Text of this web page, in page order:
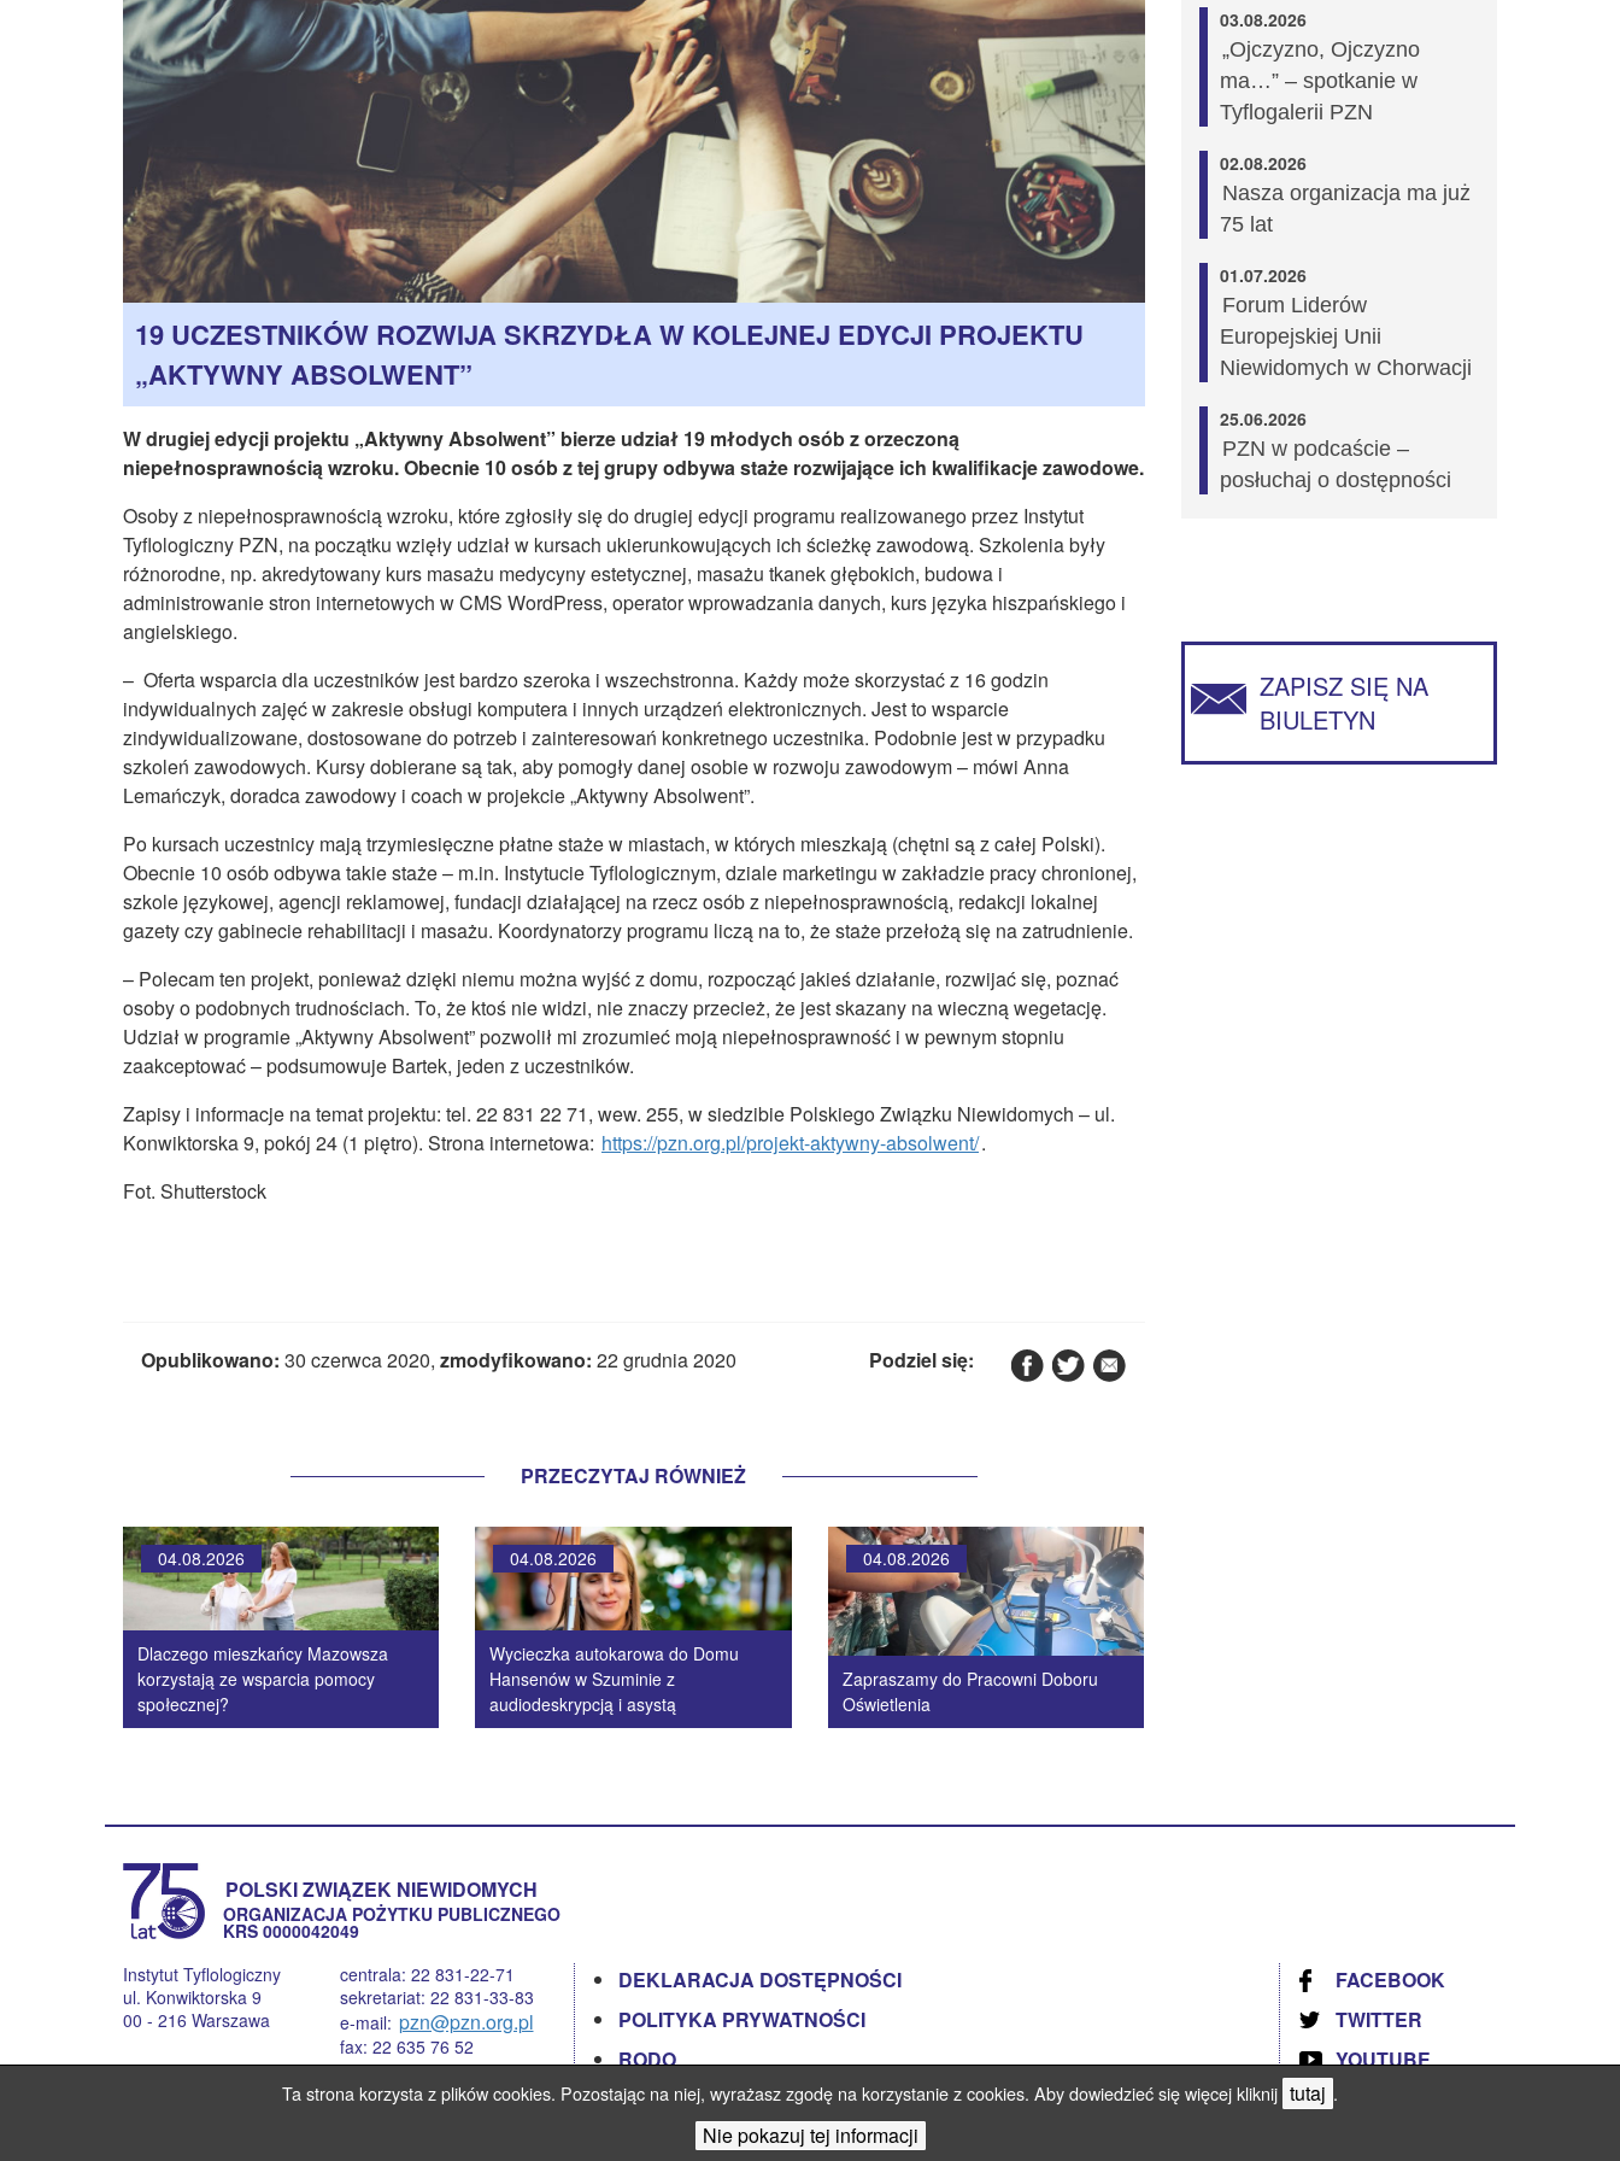
19 UCZESTNIKÓW ROZWIJA SKRZYDŁA W KOLEJNEJ EDYCJI PROJEKTU
„AKTYWNY ABSOLWENT”
W drugiej edycji projektu „Aktywny Absolwent” bierze udział 19 młodych osób z orzeczoną
niepełnosprawnością wzroku. Obecnie 10 osób z tej grupy odbywa staże rozwijające ich kwalifikacje zawodowe.
Osoby z niepełnosprawnością wzroku, które zgłosiły się do drugiej edycji programu realizowanego przez Instytut
Tyflologiczny PZN, na początku wzięły udział w kursach ukierunkowujących ich ścieżkę zawodową. Szkolenia były
różnorodne, np. akredytowany kurs masażu medycyny estetycznej, masażu tkanek głębokich, budowa i
administrowanie stron internetowych w CMS WordPress, operator wprowadzania danych, kurs języka hiszpańskiego i
angielskiego.
– Oferta wsparcia dla uczestników jest bardzo szeroka i wszechstronna. Każdy może skorzystać z 16 godzin
indywidualnych zajęć w zakresie obsługi komputera i innych urządzeń elektronicznych. Jest to wsparcie
zindywidualizowane, dostosowane do potrzeb i zainteresowań konkretnego uczestnika. Podobnie jest w przypadku
szkoleń zawodowych. Kursy dobierane są tak, aby pomogły danej osobie w rozwoju zawodowym – mówi Anna
Lemańczyk, doradca zawodowy i coach w projekcie „Aktywny Absolwent”.
Po kursach uczestnicy mają trzymiesięczne płatne staże w miastach, w których mieszkają (chętni są z całej Polski).
Obecnie 10 osób odbywa takie staże – m.in. Instytucie Tyflologicznym, dziale marketingu w zakładzie pracy chronionej,
szkole językowej, agencji reklamowej, fundacji działającej na rzecz osób z niepełnosprawnością, redakcji lokalnej
gazety czy gabinecie rehabilitacji i masażu. Koordynatorzy programu liczą na to, że staże przełożą się na zatrudnienie.
– Polecam ten projekt, ponieważ dzięki niemu można wyjść z domu, rozpocząć jakieś działanie, rozwijać się, poznać
osoby o podobnych trudnościach. To, że ktoś nie widzi, nie znaczy przecież, że jest skazany na wieczną wegetację.
Udział w programie „Aktywny Absolwent” pozwolił mi zrozumieć moją niepełnosprawność i w pewnym stopniu
zaakceptować – podsumowuje Bartek, jeden z uczestników.
Zapisy i informacje na temat projektu: tel. 22 831 22 71, wew. 255, w siedzibie Polskiego Związku Niewidomych – ul.
Konwiktorska 9, pokój 24 (1 piętro). Strona internetowa: https://pzn.org.pl/projekt-aktywny-absolwent/.
Fot. Shutterstock
Opublikowano: 30 czerwca 2020, zmodyfikowano: 22 grudnia 2020 Podziel się:
PRZECZYTAJ RÓWNIEŻ
04.08.2026
Dlaczego mieszkańcy Mazowsza
korzystają ze wsparcia pomocy
społecznej?
04.08.2026
Wycieczka autokarowa do Domu
Hansenów w Szuminie z
audiodeskrypcją i asystą
04.08.2026
Zapraszamy do Pracowni Doboru
Oświetlenia
03.08.2026
„Ojczyzno, Ojczyzno
ma…” – spotkanie w
Tyflogalerii PZN
02.08.2026
Nasza organizacja ma już
75 lat
01.07.2026
Forum Liderów
Europejskiej Unii
Niewidomych w Chorwacji
25.06.2026
PZN w podcaście –
posłuchaj o dostępności
ZAPISZ SIĘ NA
BIULETYN
POLSKI ZWIĄZEK NIEWIDOMYCH
ORGANIZACJA POŻYTKU PUBLICZNEGO
KRS 0000042049
Instytut Tyflologiczny
ul. Konwiktorska 9
00 - 216 Warszawa
centrala: 22 831-22-71
sekretariat: 22 831-33-83
e-mail: pzn@pzn.org.pl
fax: 22 635 76 52
DEKLARACJA DOSTĘPNOŚCI
POLITYKA PRYWATNOŚCI
RODO
STANDARDY OCHRONY MAŁOLETNICH
FACEBOOK
TWITTER
YOUTUBE
Ta strona korzysta z plików cookies. Pozostając na niej, wyrażasz zgodę na korzystanie z cookies. Aby dowiedzieć się więcej kliknij tutaj .
Nie pokazuj tej informacji